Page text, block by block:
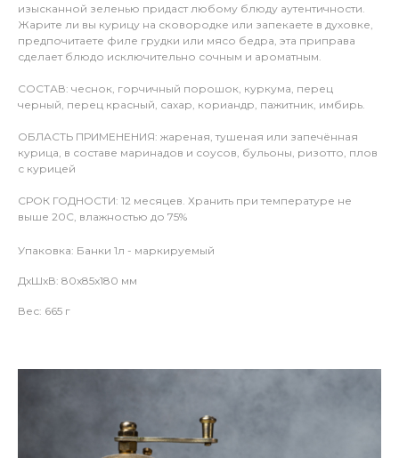
изысканной зеленью придаст любому блюду аутентичности.
Жарите ли вы курицу на сковородке или запекаете в духовке,
предпочитаете филе грудки или мясо бедра, эта приправа
сделает блюдо исключительно сочным и ароматным.
СОСТАВ: чеснок, горчичный порошок, куркума, перец
черный, перец красный, сахар, кориандр, пажитник, имбирь.
ОБЛАСТЬ ПРИМЕНЕНИЯ: жареная, тушеная или запечённая
курица, в составе маринадов и соусов, бульоны, ризотто, плов
с курицей
СРОК ГОДНОСТИ: 12 месяцев. Хранить при температуре не
выше 20С, влажностью до 75%
Упаковка: Банки 1л - маркируемый
ДxШxВ: 80x85x180 мм
Вес: 665 г